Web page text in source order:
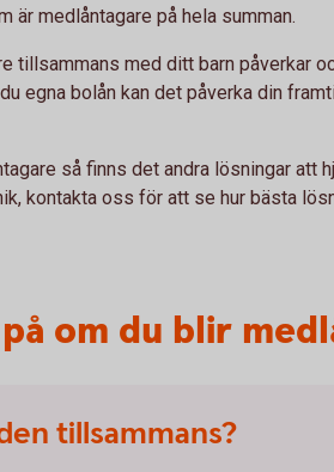
är medlåntagare på hela summan.
tillsammans med ditt barn påverkar
egna bolån kan det påverka din
så finns det andra lösningar att
kontakta oss för att se hur bästa
om du blir
tillsammans?